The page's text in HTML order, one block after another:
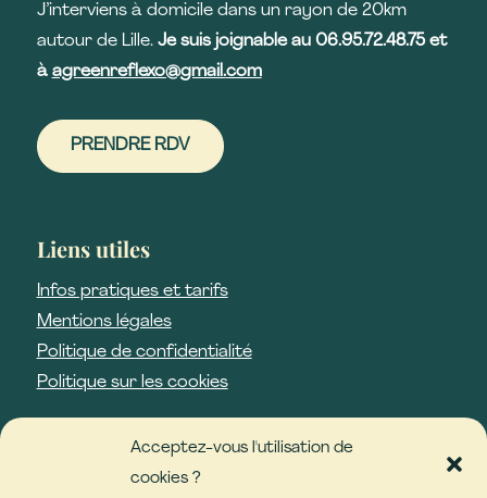
Acceptez-vous l'utilisation de
cookies ?
J’interviens à domicile dans un rayon de 20km
autour de Lille. Je suis joignable au 06.95.72.48.75 et
à agreenreflexo@gmail.com
PRENDRE RDV
Liens utiles
Infos pratiques et tarifs
Mentions légales
Politique de confidentialité
Politique sur les cookies